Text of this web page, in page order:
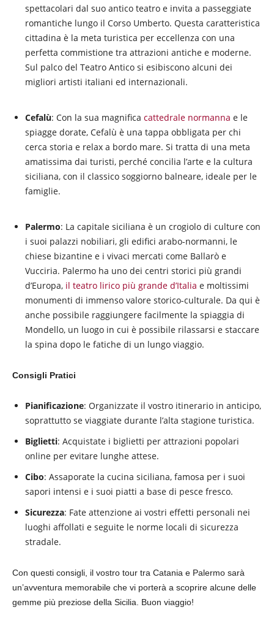
spettacolari dal suo antico teatro e invita a passeggiate
romantiche lungo il Corso Umberto. Questa caratteristica
cittadina è la meta turistica per eccellenza con una
perfetta commistione tra attrazioni antiche e moderne.
Sul palco del Teatro Antico si esibiscono alcuni dei
migliori artisti italiani ed internazionali.
Cefalù: Con la sua magnifica cattedrale normanna e le
spiagge dorate, Cefalù è una tappa obbligata per chi
cerca storia e relax a bordo mare. Si tratta di una meta
amatissima dai turisti, perché concilia l’arte e la cultura
siciliana, con il classico soggiorno balneare, ideale per le
famiglie.
Palermo: La capitale siciliana è un crogiolo di culture con
i suoi palazzi nobiliari, gli edifici arabo-normanni, le
chiese bizantine e i vivaci mercati come Ballarò e
Vucciria. Palermo ha uno dei centri storici più grandi
d’Europa, il teatro lirico più grande d’Italia e moltissimi
monumenti di immenso valore storico-culturale. Da qui è
anche possibile raggiungere facilmente la spiaggia di
Mondello, un luogo in cui è possibile rilassarsi e staccare
la spina dopo le fatiche di un lungo viaggio.
Consigli Pratici
Pianificazione: Organizzate il vostro itinerario in anticipo,
soprattutto se viaggiate durante l’alta stagione turistica.
Biglietti: Acquistate i biglietti per attrazioni popolari
online per evitare lunghe attese.
Cibo: Assaporate la cucina siciliana, famosa per i suoi
sapori intensi e i suoi piatti a base di pesce fresco.
Sicurezza: Fate attenzione ai vostri effetti personali nei
luoghi affollati e seguite le norme locali di sicurezza
stradale.
Con questi consigli, il vostro tour tra Catania e Palermo sarà
un’avventura memorabile che vi porterà a scoprire alcune delle
gemme più preziose della Sicilia. Buon viaggio!